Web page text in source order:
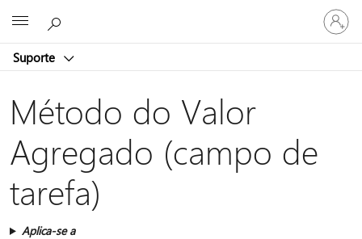
Suporte
Entre
em
sua
Método do Valor
Agregado (campo de
tarefa)
Aplica-se a